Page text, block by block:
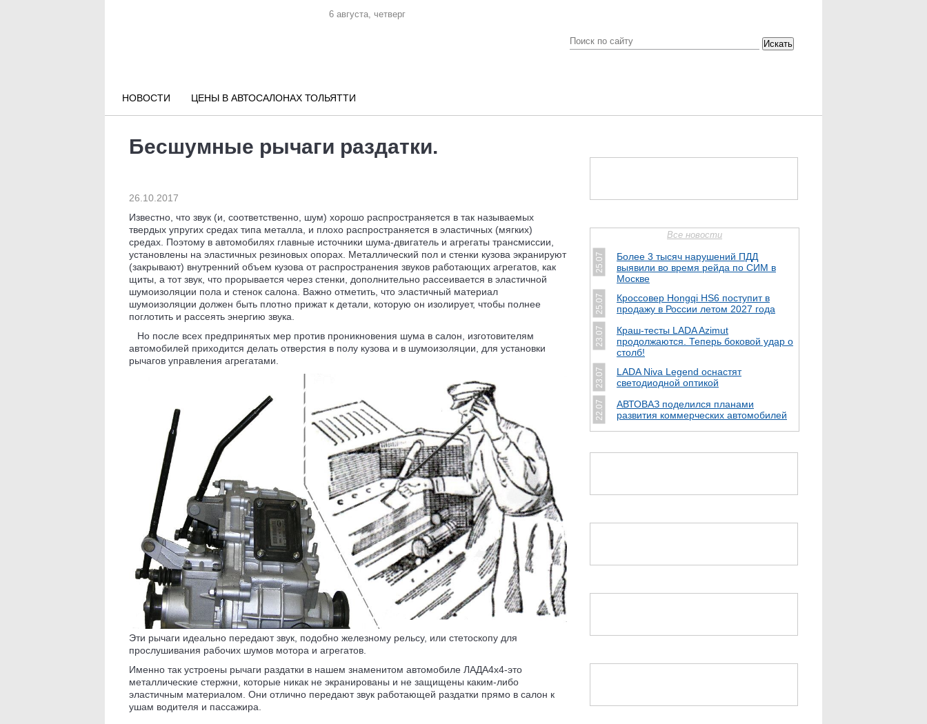
6 августа, четверг
Искать
НОВОСТИ ЦЕНЫ В АВТОСАЛОНАХ ТОЛЬЯТТИ
Бесшумные рычаги раздатки.
26.10.2017
Известно, что звук (и, соответственно, шум) хорошо распространяется в так называемых
твердых упругих средах типа металла, и плохо распространяется в эластичных (мягких)
средах. Поэтому в автомобилях главные источники шума-двигатель и агрегаты трансмиссии,
установлены на эластичных резиновых опорах. Металлический пол и стенки кузова экранируют
(закрывают) внутренний объем кузова от распространения звуков работающих агрегатов, как
щиты, а тот звук, что прорывается через стенки, дополнительно рассеивается в эластичной
шумоизоляции пола и стенок салона. Важно отметить, что эластичный материал
шумоизоляции должен быть плотно прижат к детали, которую он изолирует, чтобы полнее
поглотить и рассеять энергию звука.
Но после всех предпринятых мер против проникновения шума в салон, изготовителям
автомобилей приходится делать отверстия в полу кузова и в шумоизоляции, для установки
рычагов управления агрегатами.
Эти рычаги идеально передают звук, подобно железному рельсу, или стетоскопу для
прослушивания рабочих шумов мотора и агрегатов.
Именно так устроены рычаги раздатки в нашем знаменитом автомобиле ЛАДА4х4-это
металлические стержни, которые никак не экранированы и не защищены каким-либо
эластичным материалом. Они отлично передают звук работающей раздатки прямо в салон к
ушам водителя и пассажира.
Все новости
25.07
Более 3 тысяч нарушений ПДД
выявили во время рейда по СИМ в
Москве
25.07
Кроссовер Hongqi HS6 поступит в
продажу в России летом 2027 года
23.07
Краш-тесты LADA Azimut
продолжаются. Теперь боковой удар о
столб!
23.07
LADA Niva Legend оснастят
светодиодной оптикой
22.07
АВТОВАЗ поделился планами
развития коммерческих автомобилей